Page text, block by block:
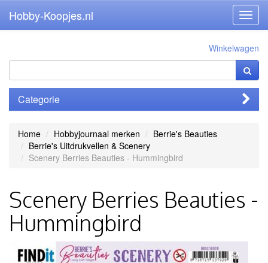
Hobby-Koopjes.nl
Winkelwagen
Categorie
Home Hobbyjournaal merken
Berrie's Beauties
Berrie's Uitdrukvellen & Scenery
Scenery Berries Beauties - Hummingbird
Scenery Berries Beauties -
Hummingbird